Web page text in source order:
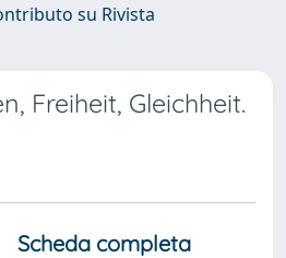
su Rivista
Freiheit, Gleichheit.
Scheda completa